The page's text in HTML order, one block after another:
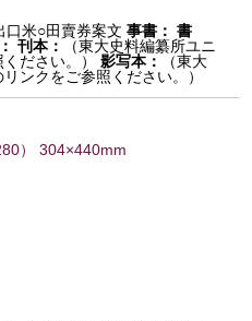
口米○田賣券案文 事書： 書
刊本：
（東大史料編纂所ユニ
ださい。）
影写本：
（東大
ンクをご参照ください。）
） 304×440mm